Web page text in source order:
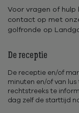
Voor vragen of
contact op met
golfronde op
De receptie
De receptie en/of
minuten en/of van
rechtstreeks te
dag zelf de starttijd